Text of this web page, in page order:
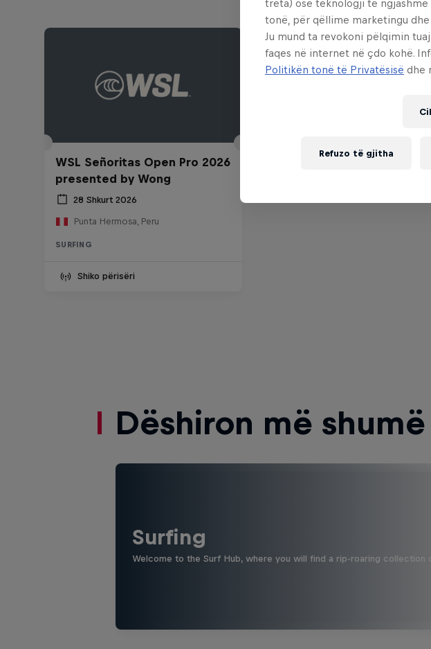
WSL Señoritas Open Pro 2026
presented by Wong
28 Shkurt 2026
Punta Hermosa, Peru
SURFING
Shiko përisëri
Dëshiron më
Surfing
Welcome to the Surf Hub, where you will find a rip-roaring collection
treta) ose teknologji të
tonë, për qëllime marketingu
Ju mund ta revokoni pëlqimin
faqes në internet në çdo kohë.
Politikën tonë të Privatësisë dhe
Refuzo të gjitha